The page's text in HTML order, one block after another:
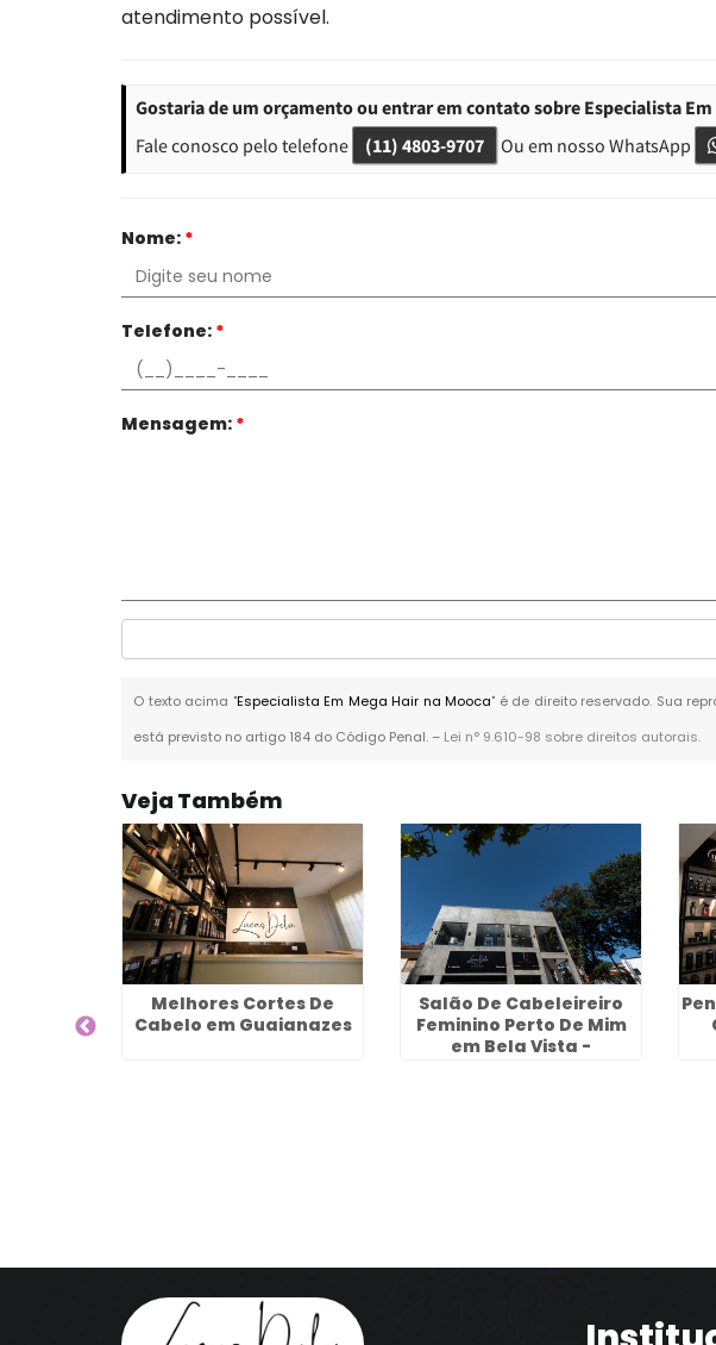
atendimento possível.
Gostaria de um orçamento ou entrar em contato sobre Especialista Em
Fale conosco pelo telefone
(11) 4803-9707 Ou em nosso WhatsApp
Nome: *
Telefone: *
Mensagem: *
O texto acima "Especialista Em Mega Hair na Mooca" é de direito reservado. Sua
está previsto no artigo 184 do Código Penal. – Lei n° 9.610-98 sobre direitos autorais.
Veja Também
Melhores Cortes De
Cabelo em Guaianazes
Salão De Cabeleireiro
Feminino Perto De Mim
em Bela Vista -